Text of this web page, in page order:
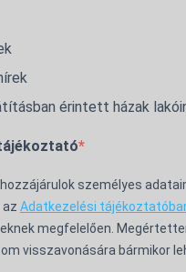
érintett házak
személyes
az Adatkezelési
megfelelően.
visszavonására bármikor